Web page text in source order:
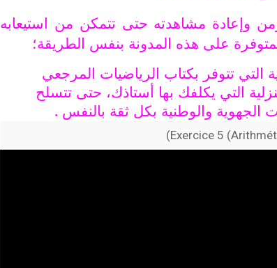
وإعادة مشاهدته حتى تتمكن من استيعابه
على هذه المدونة بنفس الطريقة؛
التي تتوفر بكتاب الرياضيات المرجعي
التي يكلفك بها أستاذك، حتى تتسلح
الجهوية والوطنية بكل ثقة بالنفس .
Exercice 5